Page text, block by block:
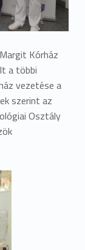
Kórház
a többi
vezetése a
szerint az
Osztály